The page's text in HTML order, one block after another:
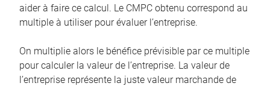
aider à faire ce calcul. Le CMPC obtenu correspond au
multiple à utiliser pour évaluer l’entreprise.
On multiplie alors le bénéfice prévisible par ce multiple
pour calculer la valeur de l’entreprise. La valeur de
l’entreprise représente la juste valeur marchande de